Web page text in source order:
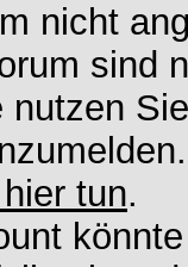
nicht
sind
tun.